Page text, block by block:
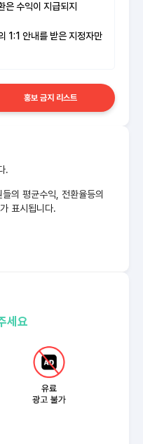
은 수익이 지급되지
1:1 안내를 받은 지정자만
홍보 금지 리스트
.
의 평균수익, 전환율등의
표시됩니다.
세요